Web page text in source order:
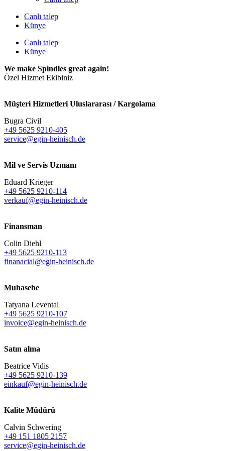
Canlı talep
Künye
Canlı talep
Künye
We make Spindles great again!
Özel Hizmet Ekibiniz
Müşteri Hizmetleri Uluslararası / Kargolama
Bugra Civil
+49 5625 9210-405
service@egin-heinisch.de
Mil ve Servis Uzmanı
Eduard Krieger
+49 5625 9210-114
verkauf@egin-heinisch.de
Finansman
Colin Diehl
+49 5625 9210-113
finanacial@egin-heinisch.de
Muhasebe
Tatyana Levental
+49 5625 9210-107
invoice@egin-heinisch.de
Satın alma
Beatrice Vidis
+49 5625 9210-139
einkauf@egin-heinisch.de
Kalite Müdürü
Calvin Schwering
+49 151 1805 2157
service@egin-heinisch.de